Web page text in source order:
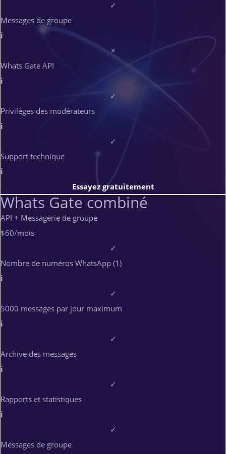
✓
Messages de groupe
i
×
Whats Gate API
i
✓
Privilèges des modérateurs
i
✓
Support technique
i
Essayez gratuitement
Whats Gate combiné
API + Messagerie de groupe
$60/mois
✓
Nombre de numéros WhatsApp (1)
i
✓
5000 messages par jour maximum
i
✓
Archive des messages
i
✓
Rapports et statistiques
i
✓
Messages de groupe